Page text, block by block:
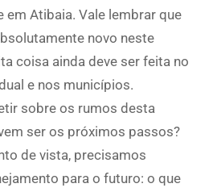
em Atibaia. Vale lembrar que
novo neste
coisa ainda deve ser feita no
e nos municípios.
sobre os rumos desta
ser os próximos passos?
de vista, precisamos
para o futuro: o que